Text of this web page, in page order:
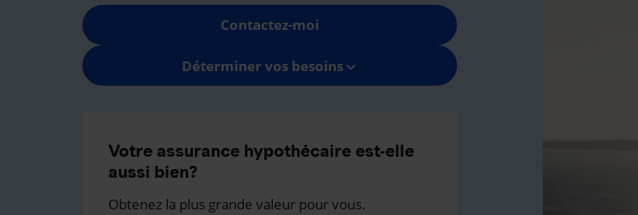
Contactez-moi
Déterminer vos besoins
Votre assurance hypothécaire est-elle
aussi bien?
Obtenez la plus grande valeur pour vous.